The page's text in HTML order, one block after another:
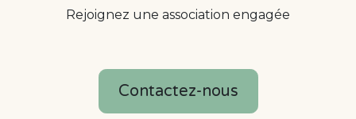
Rejoignez une association engagée
Contactez-nous